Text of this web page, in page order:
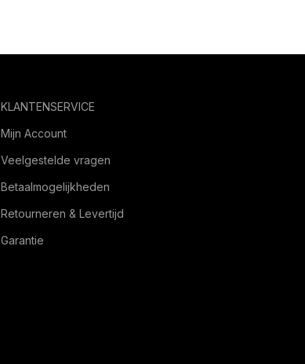
KLANTENSERVICE
Mijn Account
Veelgestelde vragen
Betaalmogelijkheden
Retourneren & Levertijd
Garantie